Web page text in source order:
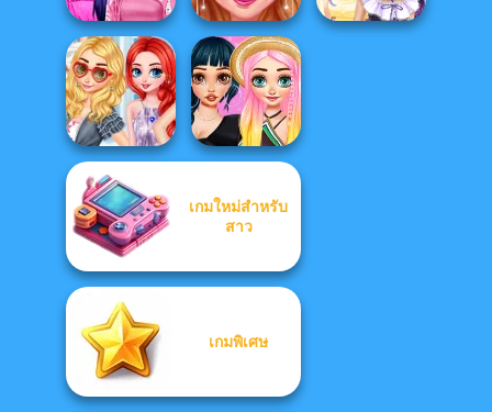
TikTok Divas
#black&pink
Princesses
Enchanted
Forest Ba...
Princesses
Kooky Purses
Princesses
Fashion Styles To
เกมใหม่สำหรับ
สาว
เกมพิเศษ